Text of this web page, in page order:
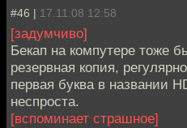
#46 | 17.11.08 12:58
[задумчиво]
Бекап на компутере тоже
резервная копия,
первая буква в названии
неспроста.
[вспоминает страшное]